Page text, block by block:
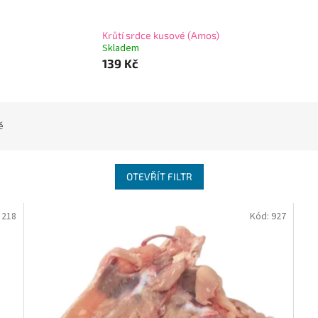
Krůtí srdce kusové (Amos)
Skladem
139 Kč
OTEVŘÍT FILTR
218 Kód: 927